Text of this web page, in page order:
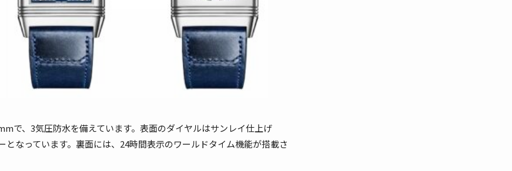
で、3気圧防水を備えています。 表面のダイヤルはサンレイ仕上げ
なっています。 裏面には、24時間表示のワールドタイム機能が搭載さ